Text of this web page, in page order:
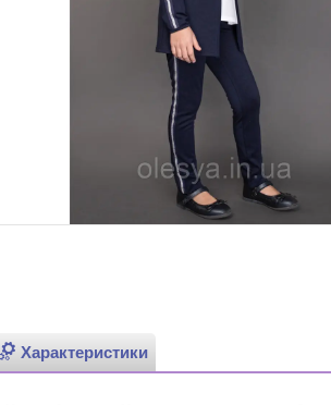
Характеристики